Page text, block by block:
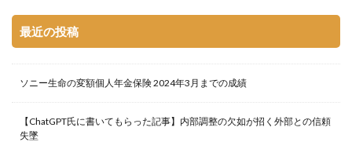
最近の投稿
ソニー生命の変額個人年金保険 2024年3月までの成績
【ChatGPT氏に書いてもらった記事】内部調整の欠如が招く外部との信頼
失墜